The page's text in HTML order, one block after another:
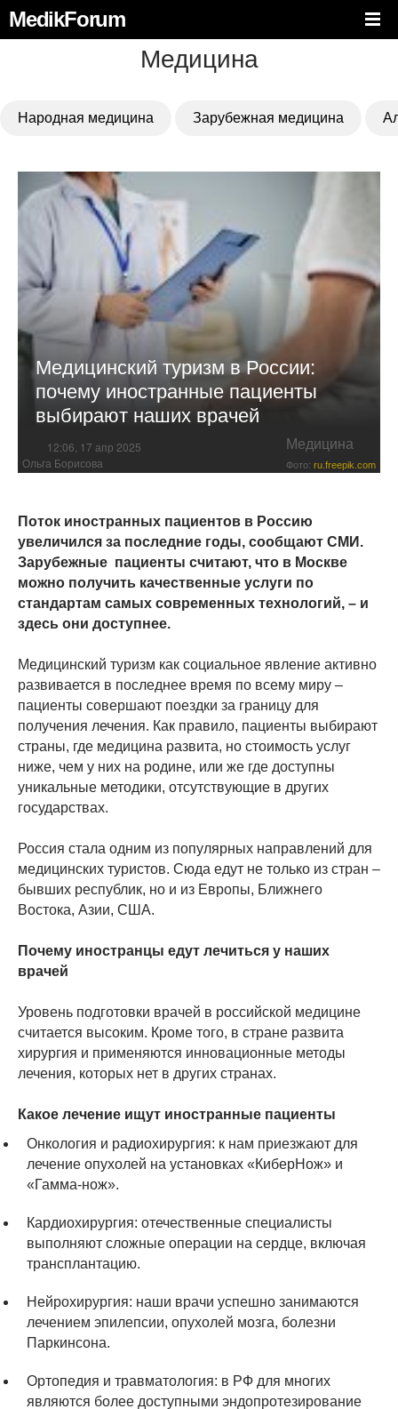
MedikForum
Медицина
Народная медицина Зарубежная медицина
Медицинский туризм в России:
почему иностранные пациенты
выбирают наших врачей
12:06, 17 апр 2025 Медицина
Ольга Борисова Фото: ru.freepik.com
Поток иностранных пациентов в Россию
увеличился за последние годы, сообщают СМИ.
Зарубежные пациенты считают, что в Москве
можно получить качественные услуги по
стандартам самых современных технологий, – и
здесь они доступнее.
Медицинский туризм как социальное явление активно
развивается в последнее время по всему миру –
пациенты совершают поездки за границу для
получения лечения. Как правило, пациенты выбирают
страны, где медицина развита, но стоимость услуг
ниже, чем у них на родине, или же где доступны
уникальные методики, отсутствующие в других
государствах.
Россия стала одним из популярных направлений для
медицинских туристов. Сюда едут не только из стран –
бывших республик, но и из Европы, Ближнего
Востока, Азии, США.
Почему иностранцы едут лечиться у наших
врачей
Уровень подготовки врачей в российской медицине
считается высоким. Кроме того, в стране развита
хирургия и применяются инновационные методы
лечения, которых нет в других странах.
Какое лечение ищут иностранные пациенты
Онкология и радиохирургия: к нам приезжают для
лечение опухолей на установках «КиберНож» и
«Гамма-нож».
Кардиохирургия: отечественные специалисты
выполняют сложные операции на сердце, включая
трансплантацию.
Нейрохирургия: наши врачи успешно занимаются
лечением эпилепсии, опухолей мозга, болезни
Паркинсона.
Ортопедия и травматология: в РФ для многих
являются более доступными эндопротезирование